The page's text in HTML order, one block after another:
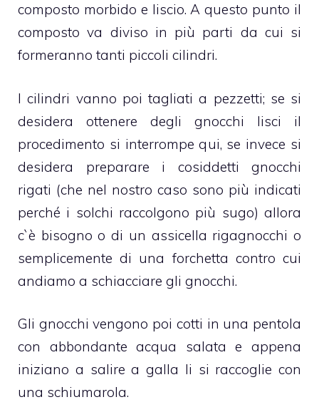
composto morbido e liscio. A questo punto il
composto va diviso in più parti da cui si
formeranno tanti piccoli cilindri.
I cilindri vanno poi tagliati a pezzetti; se si
desidera ottenere degli gnocchi lisci il
procedimento si interrompe qui, se invece si
desidera preparare i cosiddetti gnocchi
rigati (che nel nostro caso sono più indicati
perché i solchi raccolgono più sugo) allora
c`è bisogno o di un assicella rigagnocchi o
semplicemente di una forchetta contro cui
andiamo a schiacciare gli gnocchi.
Gli gnocchi vengono poi cotti in una pentola
con abbondante acqua salata e appena
iniziano a salire a galla li si raccoglie con
una schiumarola.